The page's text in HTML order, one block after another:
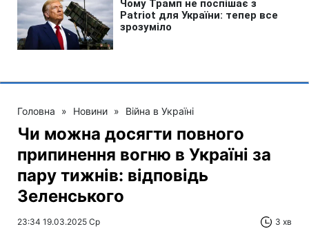
Головна » Новини » Війна в Україні
Чи можна досягти повного
припинення вогню в Україні за
пару тижнів: відповідь
Зеленського
23:34 19.03.2025 Ср 3 хв